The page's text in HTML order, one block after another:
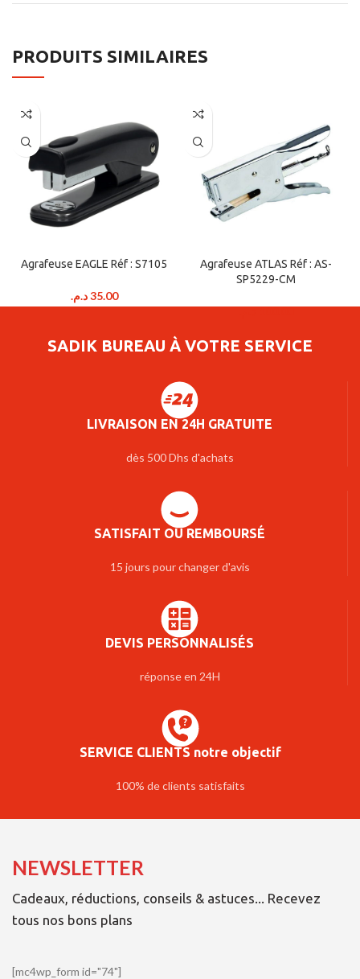
PRODUITS SIMILAIRES
Agrafeuse EAGLE Réf : S7105
35.00 د.م.
Agrafeuse ATLAS Réf : AS-
SP5229-CM
100.00د.م.
SADIK BUREAU À VOTRE SERVICE
LIVRAISON EN 24H GRATUITE
dès 500 Dhs d'achats
SATISFAIT OU REMBOURSÉ
15 jours pour changer d'avis
DEVIS PERSONNALISÉS
réponse en 24H
SERVICE CLIENTS notre objectif
100% de clients satisfaits
NEWSLETTER
Cadeaux, réductions, conseils & astuces... Recevez
tous nos bons plans
[mc4wp_form id="74"]